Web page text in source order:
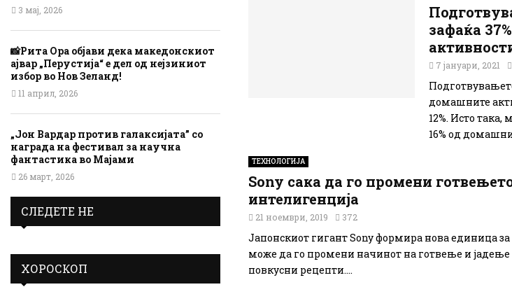
зафаќа
7 јануари, 2021
домашните
12%. Исто
16% од
ТЕХНОЛОГИЈА
Sony сака да го промени
интелигенција
21 ноември, 2019 372
Јапонскиот гигант Sony формира нова единица
може да го промени начинот на готвење и јадење
повкусни рецепти....
3 мај, 2026
📸Рита Ора објави дека македонскиот
ајвар „Перустија“ е дел од нејзиниот
избор во Нов Зеланд!
11 април, 2026
„Јон Вардар против галаксијата” со
награда на фестивал за научна
фантастика во Мајами
26 март, 2026
СЛЕДЕТЕ НЕ
ХОРОСКОП